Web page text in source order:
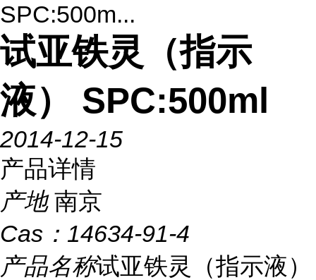
SPC:500m...
试亚铁灵（指示
液） SPC:500ml
2014-12-15
产品详情
产地 南京
Cas： 14634-91-4
产品名称试亚铁灵（指示液）